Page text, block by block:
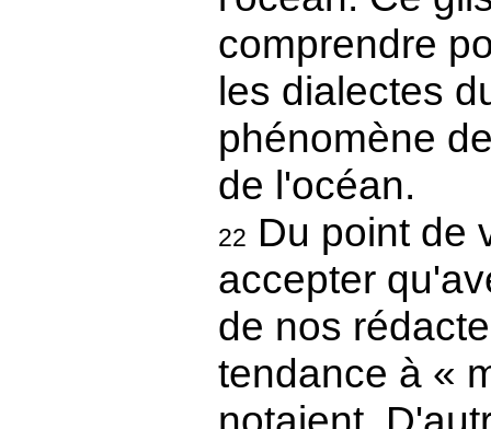
comprendre
les dialectes
phénomène
de l'océan.
22 Du point de
accepter
de nos
tendance à «